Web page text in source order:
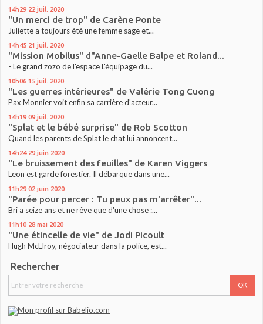
14h29 22 juil. 2020
"Un merci de trop" de Carène Ponte
Juliette a toujours été une femme sage et...
14h45 21 juil. 2020
"Mission Mobilus" d"Anne-Gaelle Balpe et Roland...
- Le grand zozo de l'espace L'équipage du...
10h06 15 juil. 2020
"Les guerres intérieures" de Valérie Tong Cuong
Pax Monnier voit enfin sa carrière d'acteur...
14h19 09 juil. 2020
"Splat et le bébé surprise" de Rob Scotton
Quand les parents de Splat le chat lui annoncent...
14h24 29 juin 2020
"Le bruissement des feuilles" de Karen Viggers
Leon est garde forestier. Il débarque dans une...
11h29 02 juin 2020
"Parée pour percer : Tu peux pas m'arrêter"...
Bri a seize ans et ne rêve que d'une chose :...
11h10 28 mai 2020
"Une étincelle de vie" de Jodi Picoult
Hugh McElroy, négociateur dans la police, est...
Rechercher